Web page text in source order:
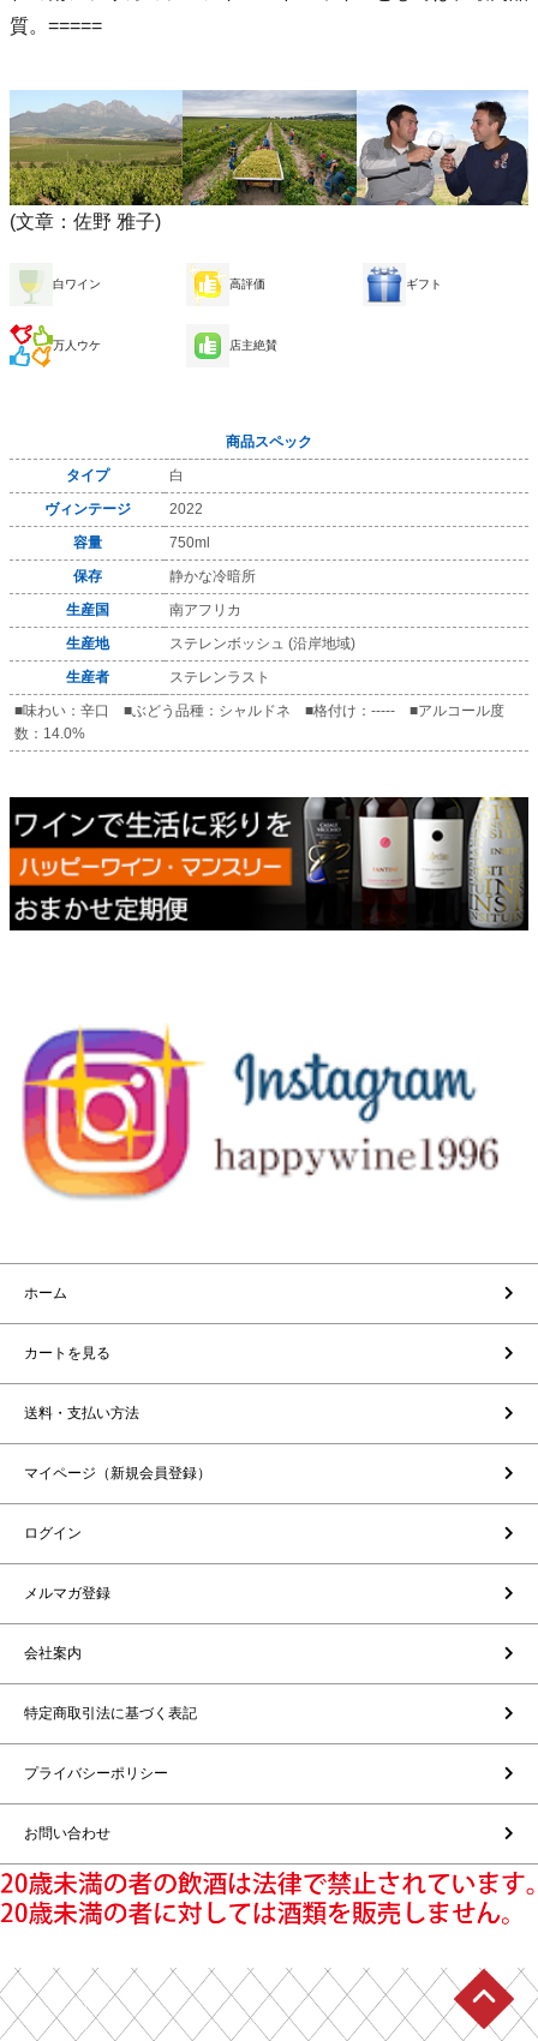
質。=====
(文章：佐野 雅子)
白ワイン 高評価 ギフト
万人ウケ 店主絶賛
商品スペック
タイプ
白
ヴィンテージ
2022
容量
750ml
保存
静かな冷暗所
生産国
南アフリカ
生産地
ステレンボッシュ (沿岸地域)
生産者
ステレンラスト
■味わい：辛口 ■ぶどう品種：シャルドネ ■格付け：----- ■アルコール度
数：14.0%
ホーム
カートを見る
送料・支払い方法
マイページ（新規会員登録）
ログイン
メルマガ登録
会社案内
特定商取引法に基づく表記
プライバシーポリシー
お問い合わせ